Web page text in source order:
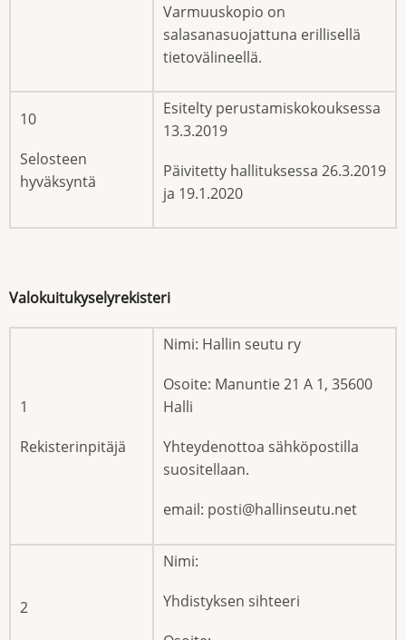
Varmuuskopio on
salasanasuojattuna erillisellä
tietovälineellä.
10
Selosteen
hyväksyntä
Esitelty perustamiskokouksessa
13.3.2019
Päivitetty hallituksessa 26.3.2019
ja 19.1.2020
Valokuitukyselyrekisteri
1
Rekisterinpitäjä
Nimi: Hallin seutu ry
Osoite: Manuntie 21 A 1, 35600
Halli
Yhteydenottoa sähköpostilla
suositellaan.
email: posti@hallinseutu.net
2
Nimi:
Yhdistyksen sihteeri